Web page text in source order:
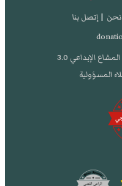
| إتصل بنا
الإبداعي 3.0
المسؤولية